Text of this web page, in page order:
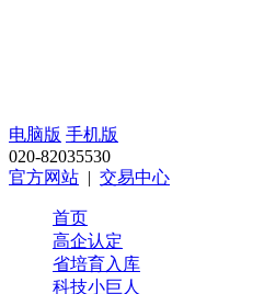
电脑版 手机版
020-82035530
官方网站 | 交易中心
首页
高企认定
省培育入库
科技小巨人